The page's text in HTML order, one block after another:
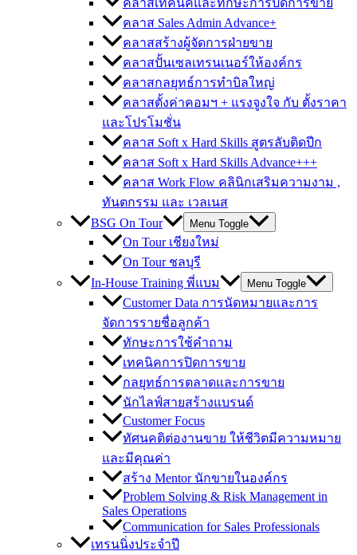
คลาสเทคนิคและทักษะการปิดการขาย
คลาส Sales Admin Advance+
คลาสสร้างผู้จัดการฝ่ายขาย
คลาสปั้นเซลเทรนเนอร์ให้องค์กร
คลาสกลยุทธ์การทำบิลใหญ่
คลาสตั้งค่าคอมฯ + แรงจูงใจ กับ ตั้งราคา
และโปรโมชั่น
คลาส Soft x Hard Skills สูตรลับติดปีก
คลาส Soft x Hard Skills Advance+++
คลาส Work Flow คลินิกเสริมความงาม ,
ทันตกรรม และ เวลเนส
BSG On Tour
Menu Toggle
On Tour เชียงใหม่
On Tour ชลบุรี
In-House Training พี่แบม
Menu Toggle
Customer Data การนัดหมายและการ
จัดการรายชื่อลูกค้า
ทักษะการใช้คำถาม
เทคนิคการปิดการขาย
กลยุทธ์การตลาดและการขาย
นักไลฟ์สายสร้างแบรนด์
Customer Focus
ทัศนคติต่องานขาย ให้ชีวิตมีความหมาย
และมีคุณค่า
สร้าง Mentor นักขายในองค์กร
Problem Solving & Risk Management in
Sales Operations
Communication for Sales Professionals
เทรนนิ่งประจำปี